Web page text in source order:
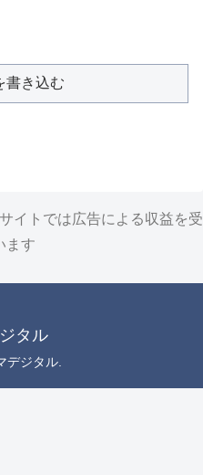
書き込む
イトでは広告による収益を受
ます
タル
デジタル.